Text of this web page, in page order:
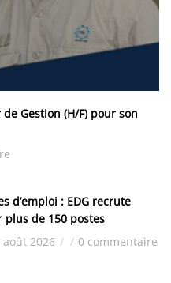
Gestion (H/F) pour son
d’emploi : EDG recrute
plus de 150 postes
août 2026 / / 0 commentaire